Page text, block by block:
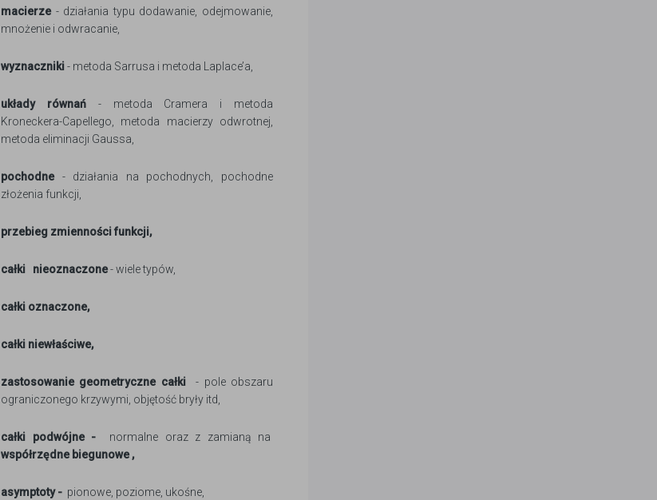
macierze- działania typu dodawanie, odejmowanie,
mnożenie i odwracanie,
wyznaczniki- metoda Sarrusa i metoda Laplace’a,
układy równań- metoda Cramera i metoda
Kroneckera-Capellego, metoda macierzy odwrotnej,
metoda eliminacji Gaussa,
pochodne- działania na pochodnych, pochodne
złożenia funkcji,
przebieg zmienności funkcji,
całki nieoznaczone- wiele typów,
całki oznaczone,
całki niewłaściwe,
zastosowanie geometryczne całki- pole obszaru
ograniczonego krzywymi, objętość bryły itd,
całki podwójne - normalne oraz z zamianą na
współrzędne biegunowe ,
asymptoty - pionowe, poziome, ukośne,